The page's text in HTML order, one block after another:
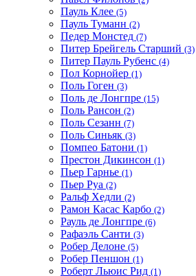
Пауль Клее (5)
Пауль Туманн (2)
Педер Монстед (7)
Питер Брейгель Старший (3)
Питер Пауль Рубенс (4)
Пол Корнойер (1)
Поль Гоген (3)
Поль де Лонгпре (15)
Поль Рансон (2)
Поль Сезанн (7)
Поль Синьяк (3)
Помпео Батони (1)
Престон Дикинсон (1)
Пьер Гарнье (1)
Пьер Руа (2)
Ральф Хедли (2)
Рамон Касас Карбо (2)
Рауль де Лонгпре (6)
Рафаэль Санти (3)
Робер Делоне (5)
Робер Пеншон (1)
Роберт Льюис Рид (1)